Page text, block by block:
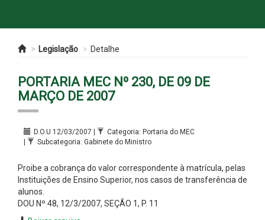
Legislação Detalhe
PORTARIA MEC Nº 230, DE 09 DE
MARÇO DE 2007
D.O.U 12/03/2007 |
Categoria: Portaria do MEC
|
Subcategoria: Gabinete do Ministro
Proibe a cobrança do valor correspondente à matrícula, pelas
Instituições de Ensino Superior, nos casos de transferência de
alunos.
DOU Nº 48, 12/3/2007, SEÇÃO 1, P. 11